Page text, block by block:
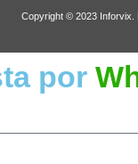
Copyright © 2023 Inforvix.
por